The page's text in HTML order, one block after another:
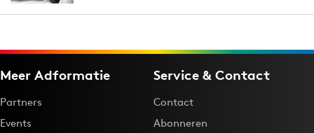
Meer Adformatie
Partners
Events
Service & Contact
Contact
Abonneren